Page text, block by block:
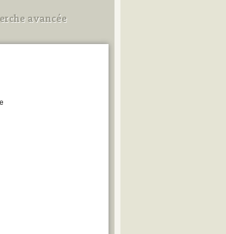
avancée
les champs ci-dessous